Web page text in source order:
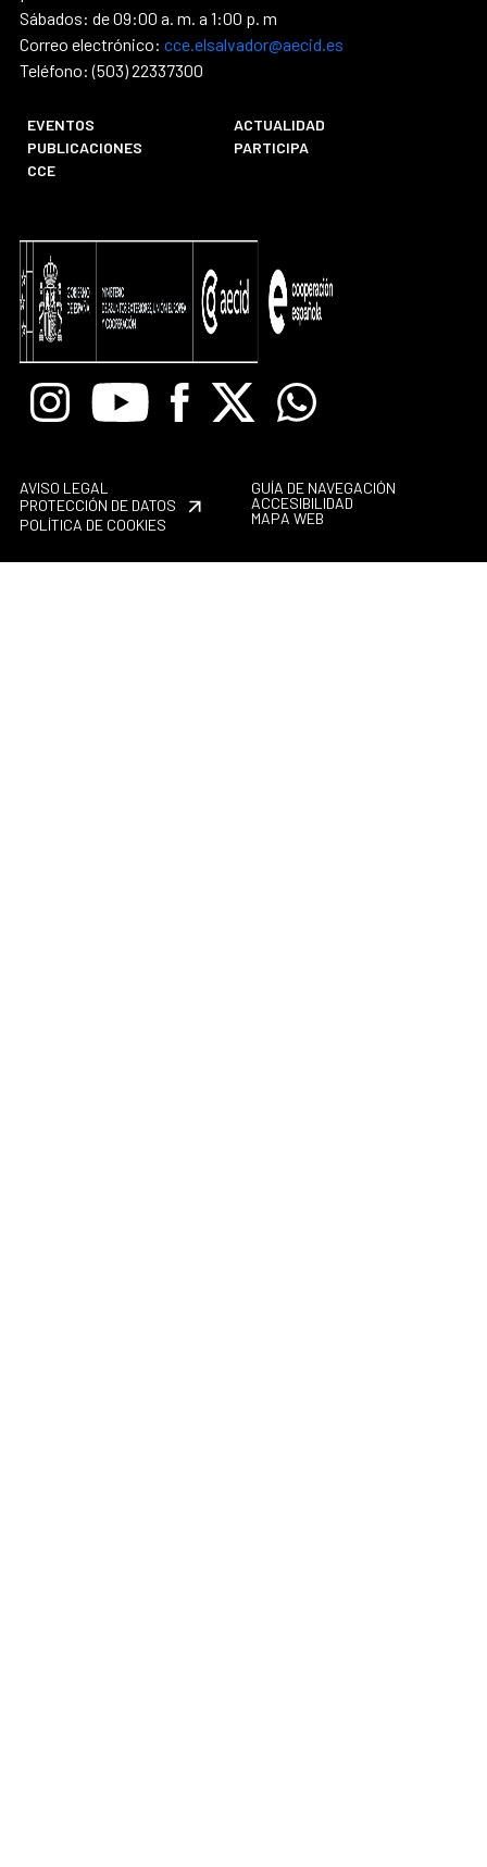
Sábados: de 09:00 a. m. a 1:00 p. m
Correo electrónico: cce.elsalvador@aecid.es
Teléfono: (503) 22337300
EVENTOS
ACTUALIDAD
PUBLICACIONES
PARTICIPA
CCE
InstagramYoutube Facebook
X Whatsapp
AVISO LEGAL
PROTECCIÓN DE DATOS
POLÍTICA DE COOKIES
GUÍA DE NAVEGACIÓN
ACCESIBILIDAD
MAPA WEB